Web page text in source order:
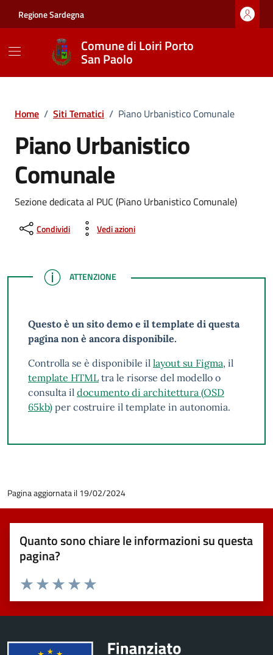
Regione Sardegna
Comune di Loiri Porto
San Paolo
Home / Siti Tematici / Piano Urbanistico Comunale
Piano Urbanistico
Comunale
Sezione dedicata al PUC (Piano Urbanistico Comunale)
Condividi Vedi azioni
ATTENZIONE
ATTENZIONE
Questo è un sito demo e il template di questa
pagina non è ancora disponibile.
Controlla se è disponibile il layout su Figma, il
template HTML tra le risorse del modello o
consulta il documento di architettura (OSD
65kb) per costruire il template in autonomia.
Pagina aggiornata il 19/02/2024
Quanto sono chiare le informazioni su questa
pagina?
Valuta 5 stelle su 5
Valuta 4 stelle su 5
Valuta 3 stelle su 5
Valuta 2 stelle su 5
Valuta 1 stelle su 5